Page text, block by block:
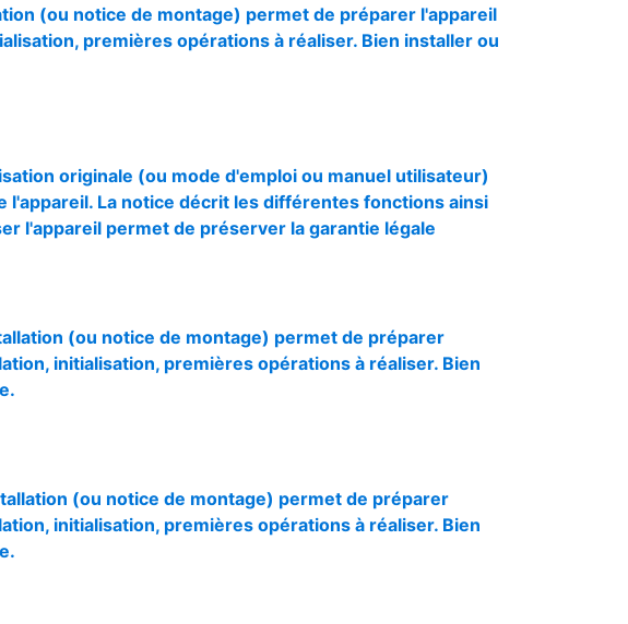
(ou notice de montage) permet de préparer l'appareil
premières opérations à réaliser. Bien installer ou
originale (ou mode d'emploi ou manuel utilisateur)
La notice décrit les différentes fonctions ainsi
l'appareil permet de préserver la garantie légale
(ou notice de montage) permet de préparer
initialisation, premières opérations à réaliser. Bien
(ou notice de montage) permet de préparer
initialisation, premières opérations à réaliser. Bien